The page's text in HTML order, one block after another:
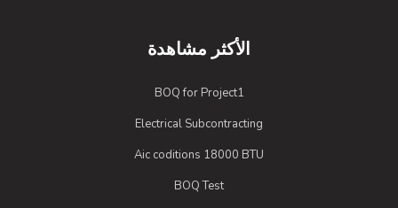
الأكثر مشاهدة
BOQ for Project1
Electrical Subcontracting
Aic coditions 18000 BTU
BOQ Test